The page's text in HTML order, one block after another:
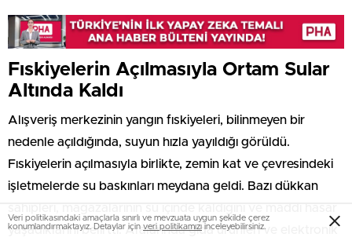
Fıskiyelerin Açılmasıyla Ortam Sular
Altında Kaldı
Alışveriş merkezinin yangın fıskiyeleri, bilinmeyen bir
nedenle açıldığında, suyun hızla yayıldığı görüldü.
Fıskiyelerin açılmasıyla birlikte, zemin kat ve çevresindeki
işletmelerde su baskınları meydana geldi. Bazı dükkan
yaşadıklarını belirtti. Aralarında gıda ürünleri ve elektronik
Veri politikasındaki amaçlarla sınırlı ve mevzuata uygun şekilde çerez
konumlandırmaktayız. Detaylar için veri politikamızı inceleyebilirsiniz.